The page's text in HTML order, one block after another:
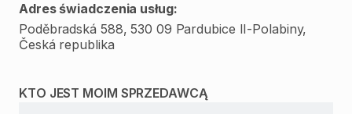
Adres świadczenia usług:
Poděbradská 588, 530 09 Pardubice II-Polabiny,
Česká republika
KTO JEST MOIM SPRZEDAWCĄ